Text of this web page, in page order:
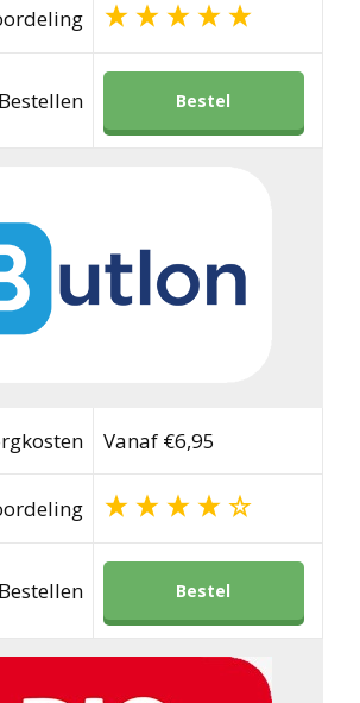
Bestellen Bestel
Vanaf €6,95
Bestellen Bestel